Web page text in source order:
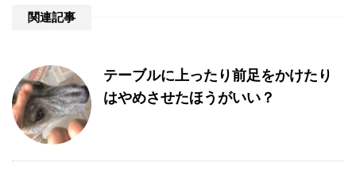
関連記事
テーブルに上ったり前足をかけたり
はやめさせたほうがいい？